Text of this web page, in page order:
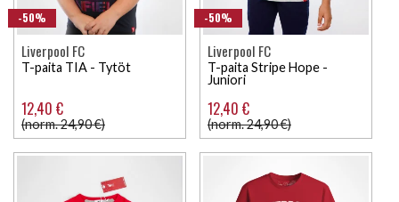
-50%
Liverpool FC
T-paita TIA - Tytöt
12,40 €
(norm. 24,90 €)
-50%
Liverpool FC
T-paita Stripe Hope -
Juniori
12,40 €
(norm. 24,90 €)